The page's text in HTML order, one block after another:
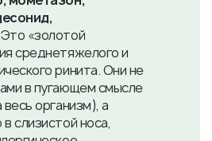
Это «золотой
среднетяжелого и
ринита. Они не
в пугающем смысле
организм), а
слизистой носа,